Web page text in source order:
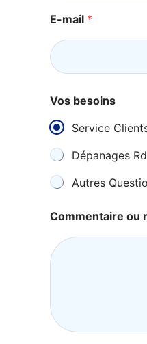
E
m
a
V
o
s
E-mail *
Vos besoins
Service
Dépanages
Autres
Commentaire ou